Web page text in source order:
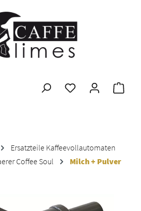
Ersatzteile Kaffeevollautomaten
Coffee Soul Milch + Pulver